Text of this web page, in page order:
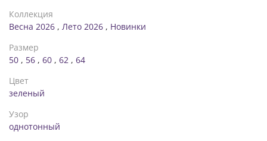
Коллекция
Весна 2026 , Лето 2026 , Новинки
Размер
50 , 56 , 60 , 62 , 64
Цвет
зеленый
Узор
однотонный